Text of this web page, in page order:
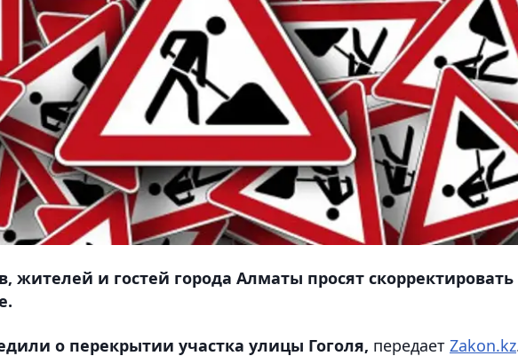
жителей и гостей города Алматы просят скорректировать
о перекрытии участка улицы Гоголя, передает Zakon.kz